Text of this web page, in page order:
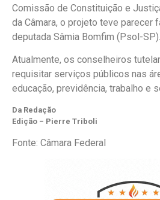
Comissão de Constituição e
da Câmara, o projeto teve parecer
deputada Sâmia Bomfim (Psol-SP).
Atualmente, os conselheiros
requisitar serviços públicos nas
educação, previdência, trabalho e
Da Redação
Edição – Pierre Triboli
Fonte: Câmara Federal